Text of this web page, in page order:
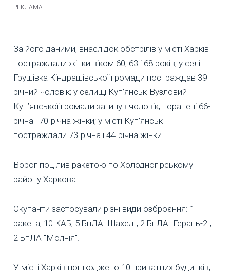
За його даними, внаслідок обстрілів у місті Харків
постраждали жінки віком 60, 63 і 68 років; у селі
Грушівка Кіндрашівської громади постраждав 39-
річний чоловік; у селищі Куп’янськ-Вузловий
Куп’янської громади загинув чоловік, поранені 66-
річна і 70-річна жінки; у місті Куп’янськ
постраждали 73-річна і 44-річна жінки.
Ворог поцілив ракетою по Холодногірському
району Харкова.
Окупанти застосували різні види озброєння: 1
ракета; 10 КАБ; 5 БпЛА "Шахед"; 2 БпЛА "Герань-2";
2 БпЛА "Молнія".
У місті Харків пошкоджено 10 приватних будинків,